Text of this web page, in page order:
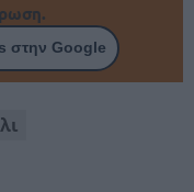
στην Google